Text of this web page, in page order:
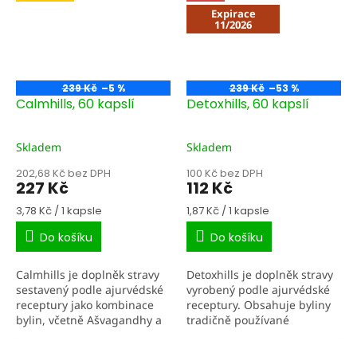
239 Kč –5 %
Calmhills, 60 kapslí
Skladem
202,68 Kč bez DPH
227 Kč
Měrná
cena:
3,78 Kč / 1 kapsle
Do košíku
Calmhills je doplněk stravy
sestavený podle ajurvédské
receptury jako kombinace
bylin, včetně Ašvagandhy a
Expirace
11/2026
239 Kč –53 %
Detoxhills, 60 kapslí
Skladem
100 Kč bez DPH
112 Kč
Měrná
cena:
1,87 Kč / 1 kapsle
Do košíku
Detoxhills je doplněk stravy
vyrobený podle ajurvédské
receptury. Obsahuje byliny
tradičně používané